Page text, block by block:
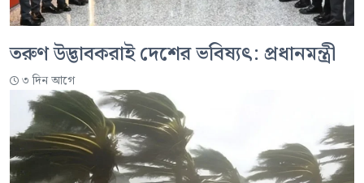
তরুণ উদ্ভাবকরাই দেশের ভবিষ্যৎ: প্রধানমন্ত্রী
৩ দিন আগে